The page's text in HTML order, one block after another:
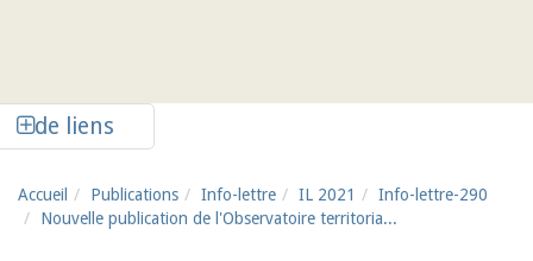
de liens
Accueil Publications Info-lettre IL 2021
Info-lettre-290
Nouvelle publication de l'Observatoire territoria...